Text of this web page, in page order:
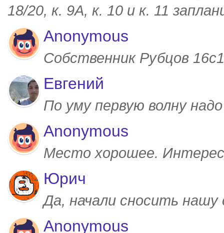
18/20, к. 9А, к. 10 и к. 11
Anonymous
Собственник Рубцов
Евгений
По уму первую волну
Anonymous
Место хорошее.
Юрич
Да, начали сносить
Anonymous